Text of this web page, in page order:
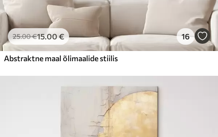
25.00€15.00€ 16
Abstraktne maal õlimaalide stiilis